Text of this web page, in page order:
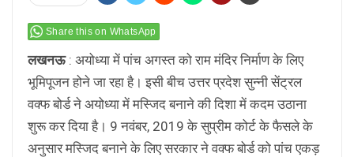
Share this on WhatsApp
लखनऊ: अयोध्या में पांच अगस्त को राम मंदिर निर्माण के लिए
भूमिपूजन होने जा रहा है। इसी बीच उत्तर प्रदेश सुन्नी सेंट्रल
वक्फ बोर्ड ने अयोध्या में मस्जिद बनाने की दिशा में कदम उठाना
शुरू कर दिया है। 9 नवंबर, 2019 के सुप्रीम कोर्ट के फैसले के
अनुसार मस्जिद बनाने के लिए सरकार ने वक्फ बोर्ड को पांच एकड़